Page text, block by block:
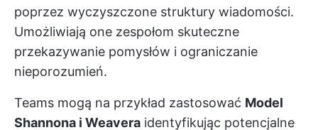
poprzez wyczyszczone struktury wiadomości.
Umożliwiają one zespołom skuteczne
przekazywanie pomysłów i ograniczanie
nieporozumień.
Teams mogą na przykład zastosować Model
Shannona i Weavera identyfikując potencjalne